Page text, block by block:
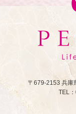
〒679-2153 兵庫
TEL